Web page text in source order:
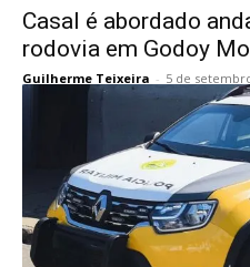
Casal é abordado
rodovia em Godoy
Guilherme Teixeira - 5 de